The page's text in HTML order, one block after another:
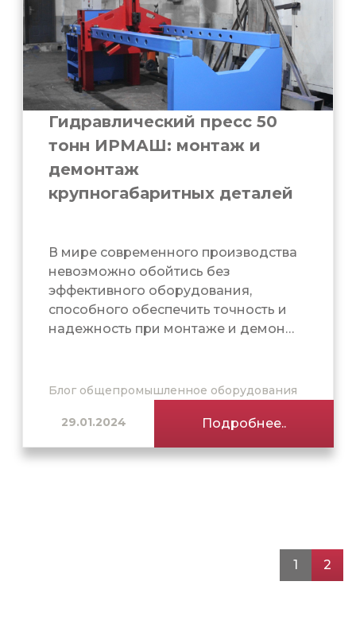
Гидравлический пресс 50
тонн ИРМАШ: монтаж и
демонтаж
крупногабаритных деталей
В мире современного производства
невозможно обойтись без
эффективного оборудования,
способного обеспечить точность и
надежность при монтаже и демон…
Блог общепромышленное оборудования
29.01.2024 Подробнее..
1 2